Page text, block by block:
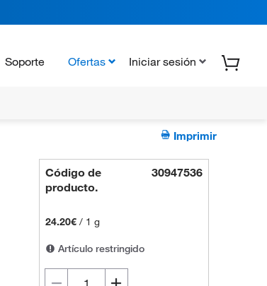
Soporte Ofertas Iniciar sesión
Imprimir
Código de
producto.
30947536
24.20€ / 1 g
Artículo restringido